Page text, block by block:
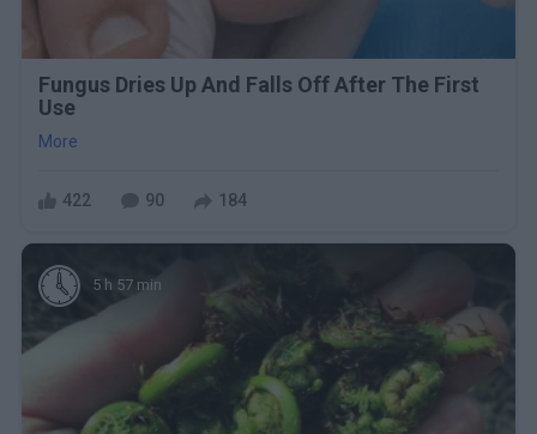
Fungus Dries Up And Falls Off After The First
Use
More
422 90 184
5 h 57 min